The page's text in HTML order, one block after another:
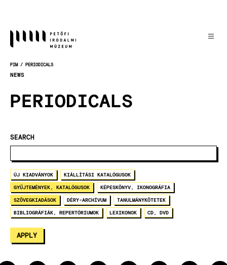
obsah
PIM PERIODICALS
NEWS
PERIODICALS
SEARCH
ÚJ KIADVÁNYOK KIÁLLÍTÁSI KATALÓGUSOK
GYŰJTEMÉNYEK, KATALÓGUSOK KÉPESKÖNYV, IKONOGRÁFIA
SZÖVEGKIADÁSOK DÉRY-ARCHÍVUM TANULMÁNYKÖTETEK
BIBLIOGRÁFIÁK, REPERTÓRIUMOK LEXIKONOK CD, DVD